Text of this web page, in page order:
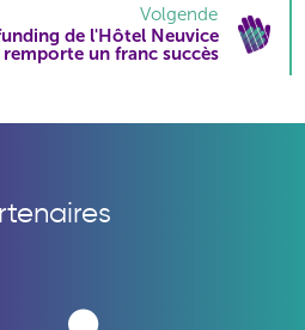
Volgende
de l'Hôtel Neuvice
remporte un franc succès